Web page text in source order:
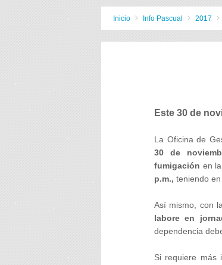
Inicio Info Pascual 2017
Este 30 de
La Oficina de
30 de
fumigación en
p.m., teniendo
Así mismo, con
labore en
dependencia
Si requiere más